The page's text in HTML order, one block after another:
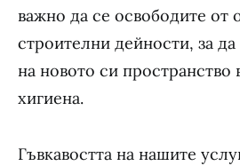
важно да се освободите от
строителни дейности, за
на новото си
хигиена.
Гъвкавостта на нашите